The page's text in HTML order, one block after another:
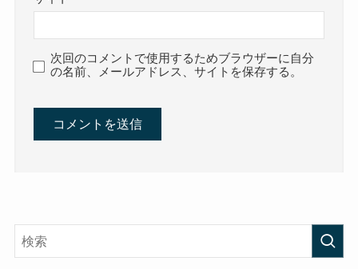
次回のコメントで使用するためブラウザーに自分
の名前、メールアドレス、サイトを保存する。